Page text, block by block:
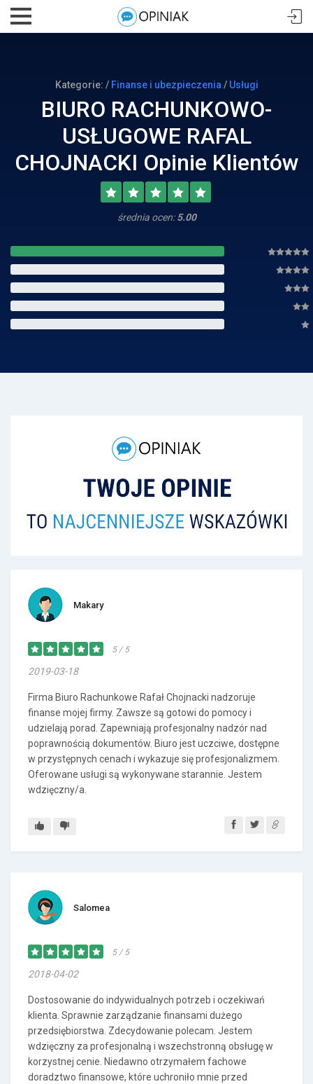
Kategorie: / Finanse i ubezpieczenia / Usługi
BIURO RACHUNKOWO-
USŁUGOWE RAFAL
CHOJNACKI Opinie Klientów
średnia ocen:5.00
Makary
5 / 5
2019-03-18
Firma Biuro Rachunkowe Rafał Chojnacki nadzoruje
finanse mojej firmy. Zawsze są gotowi do pomocy i
udzielają porad. Zapewniają profesjonalny nadzór nad
poprawnością dokumentów. Biuro jest uczciwe, dostępne
w przystępnych cenach i wykazuje się profesjonalizmem.
Oferowane usługi są wykonywane starannie. Jestem
wdzięczny/a.
Salomea
5 / 5
2018-04-02
Dostosowanie do indywidualnych potrzeb i oczekiwań
klienta. Sprawnie zarządzanie finansami dużego
przedsiębiorstwa. Zdecydowanie polecam. Jestem
wdzięczny za profesjonalną i wszechstronną obsługę w
korzystnej cenie. Niedawno otrzymałem fachowe
doradztwo finansowe, które uchroniło mnie przed